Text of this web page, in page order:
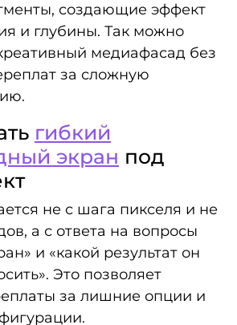
создающие эффект
и глубины. Так можно
медиафасад без
за сложную
гибкий
экран под
не с шага пикселя и не
а с ответа на вопросы
и «какой результат он
Это позволяет
за лишние опции и